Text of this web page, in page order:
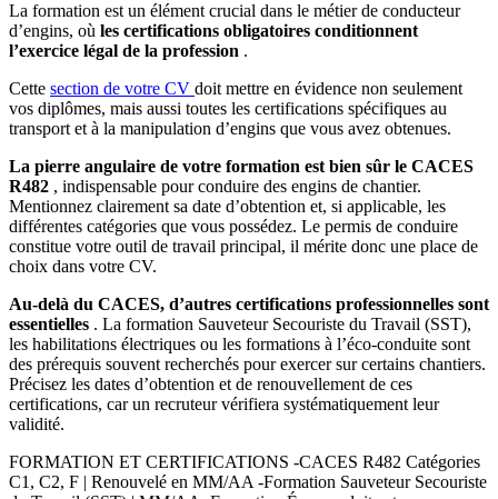
La formation est un élément crucial dans le métier de conducteur
d’engins, où les certifications obligatoires conditionnent
l’exercice légal de la profession .
Cette section de votre CV doit mettre en évidence non seulement
vos diplômes, mais aussi toutes les certifications spécifiques au
transport et à la manipulation d’engins que vous avez obtenues.
La pierre angulaire de votre formation est bien sûr le CACES
R482 , indispensable pour conduire des engins de chantier.
Mentionnez clairement sa date d’obtention et, si applicable, les
différentes catégories que vous possédez. Le permis de conduire
constitue votre outil de travail principal, il mérite donc une place de
choix dans votre CV.
Au-delà du CACES, d’autres certifications professionnelles sont
essentielles . La formation Sauveteur Secouriste du Travail (SST),
les habilitations électriques ou les formations à l’éco-conduite sont
des prérequis souvent recherchés pour exercer sur certains chantiers.
Précisez les dates d’obtention et de renouvellement de ces
certifications, car un recruteur vérifiera systématiquement leur
validité.
FORMATION ET CERTIFICATIONS -CACES R482 Catégories
C1, C2, F | Renouvelé en MM/AA -Formation Sauveteur Secouriste